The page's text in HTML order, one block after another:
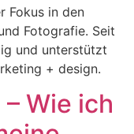
Fokus in den
Fotografie. Seit
und unterstützt
+ design.
Wie ich